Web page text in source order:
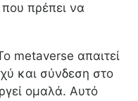
που πρέπει να
metaverse απαιτεί
και σύνδεση στο
ομαλά. Αυτό